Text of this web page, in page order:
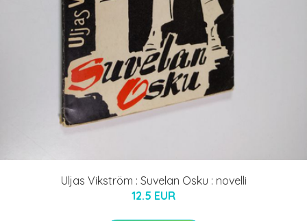
Uljas Vikström : Suvelan Osku : novelli
12.5 EUR